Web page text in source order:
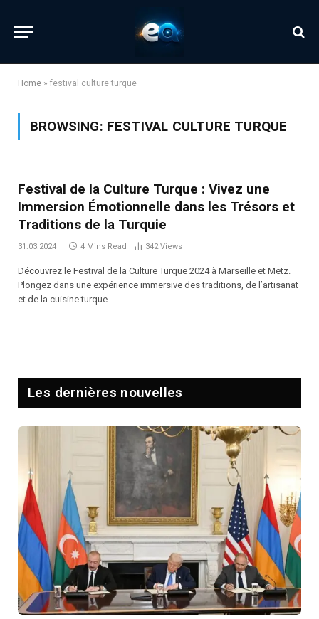
Home » festival culture turque
BROWSING: FESTIVAL CULTURE TURQUE
Festival de la Culture Turque : Vivez une
Immersion Émotionnelle dans les Trésors et
Traditions de la Turquie
31.03.2024 4 Mins Read 342Views
Découvrez le Festival de la Culture Turque 2024 à Marseille et Metz.
Plongez dans une expérience immersive des traditions, de l’artisanat
et de la cuisine turque.
Les dernières nouvelles